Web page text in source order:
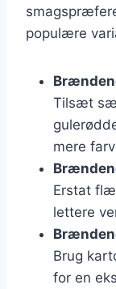
populære
Tilsæt
mere
Erstat
lettere
Brug
for en